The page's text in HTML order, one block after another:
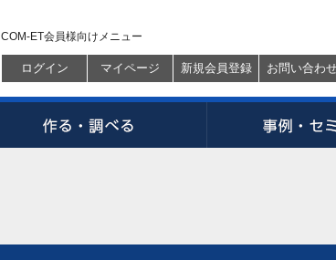
COM-ET会員様向けメニュー
ログイン マイページ 新規会員登録 お問い合わ